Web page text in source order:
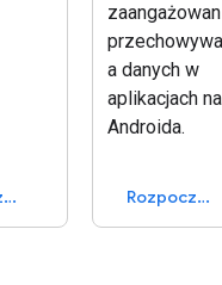
Rozpocznij
a danych w
aplikacjach na
Androida.
Rozpocznij